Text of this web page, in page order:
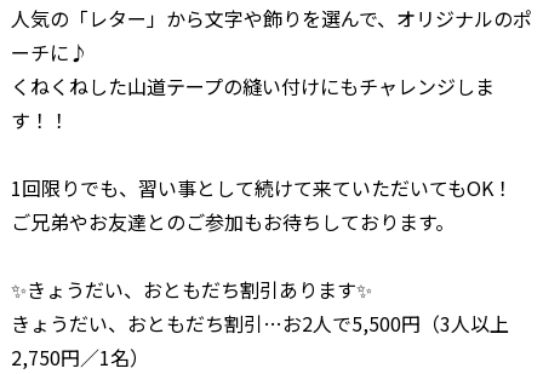
人気の「レター」から文字や飾りを選んで、オリジナルのポ
ーチに♪
くねくねした山道テープの縫い付けにもチャレンジしま
す！！
1回限りでも、習い事として続けて来ていただいてもOK！
ご兄弟やお友達とのご参加もお待ちしております。
✨きょうだい、おともだち割引あります✨
きょうだい、おともだち割引…お2人で5,500円（3人以上
2,750円／1名）